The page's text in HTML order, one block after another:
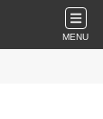
MENU